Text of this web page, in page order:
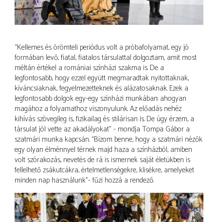
“Kellemes és örömteli periódus volt a próbafolyamat, egy jó
formában levő, fiatal, fiatalos társulattal dolgoztam, amit most
méltán értékel a romániai színházi szakma is. De a
legfontosabb, hogy ezzel együtt megmaradtak nyitottaknak,
kíváncsiaknak, fegyelmezetteknek és alázatosaknak. Ezek a
legfontosabb dolgok egy-egy színházi munkában: ahogyan
magához a folyamathoz viszonyulunk. Az előadás nehéz
kihívás szövegileg is, fizikailag és stilárisan is. De úgy érzem, a
társulat jól vette az akadályokat” - mondja Tompa Gábor a
szatmári munka kapcsán. “Bízom benne, hogy a szatmári nézők
egy olyan élménnyel térnek majd haza a színházból, amiben
volt szórakozás, nevetés de rá is ismernek saját életükben is
fellelhető zsákutcákra, értelmetlenségekre, klisékre, amelyeket
minden nap használunk”- fűzi hozzá a rendező.